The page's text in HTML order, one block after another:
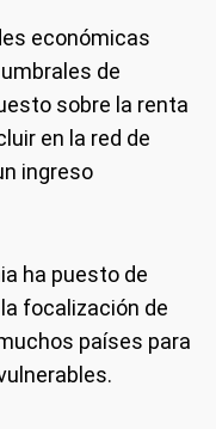
económicas
de
sobre la renta
en la red de
ingreso
ha puesto de
focalización de
países para